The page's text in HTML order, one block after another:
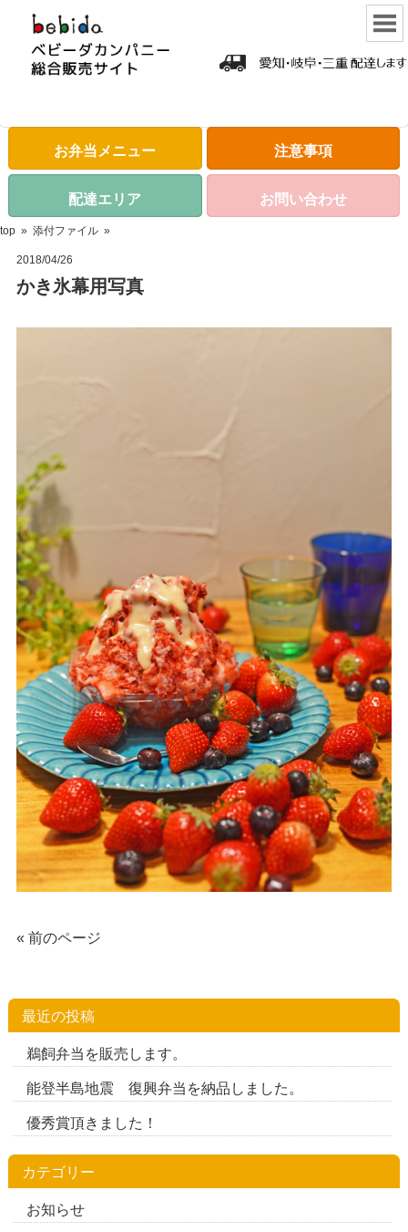
お弁当メニュー 注意事項
配達エリア お問い合わせ
top » 添付ファイル »
2018/04/26
かき氷幕用写真
« 前のページ
最近の投稿
鵜飼弁当を販売します。
能登半島地震 復興弁当を納品しました。
優秀賞頂きました！
カテゴリー
お知らせ